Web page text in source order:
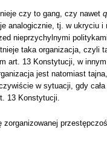
czy to gang, czy nawet
analogicznie, tj. w ukryciu
nieprzychylnymi
taka organizacja, czyli
art. 13 Konstytucji, w
jest natomiast
w sytuacji, gdy
13 Konstytucji.
zorganizowanej